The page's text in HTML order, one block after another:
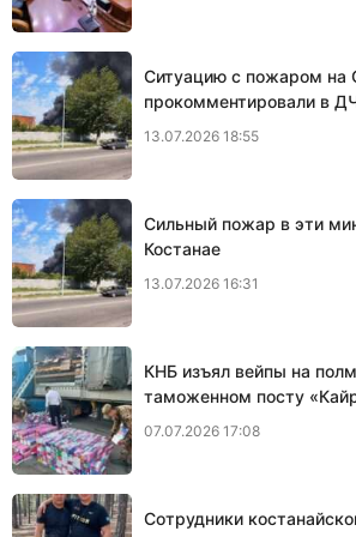
Ситуацию с пожаром на
прокомментировали в
13.07.2026 18:55
Сильный пожар в эти
Костанае
13.07.2026 16:31
КНБ изъял вейпы на
таможенном посту
07.07.2026 17:08
Сотрудники